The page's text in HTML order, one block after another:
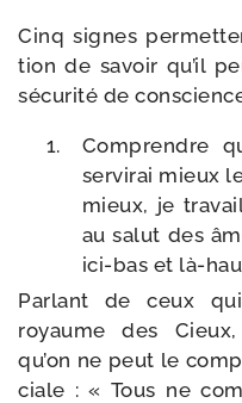
Cinq signes
tion de savoir qu’il
sécu­ri­té de
Comprendre
ser­vi­rai mieux
mieux, je
au salut des
ici-​bas et là-
Parlant de ceux
royaume des
qu’on ne peut le
ciale : « Tous ne